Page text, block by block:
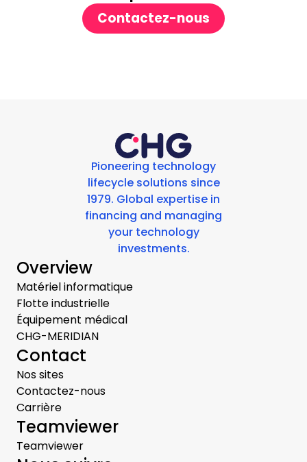
Contactez-nous
Pioneering technology
lifecycle solutions since
1979. Global expertise in
financing and managing
your technology
investments.
Overview
Matériel informatique
Flotte industrielle
Équipement médical
CHG-MERIDIAN
Contact
Nos sites
Contactez-nous
Carrière
Teamviewer
Teamviewer